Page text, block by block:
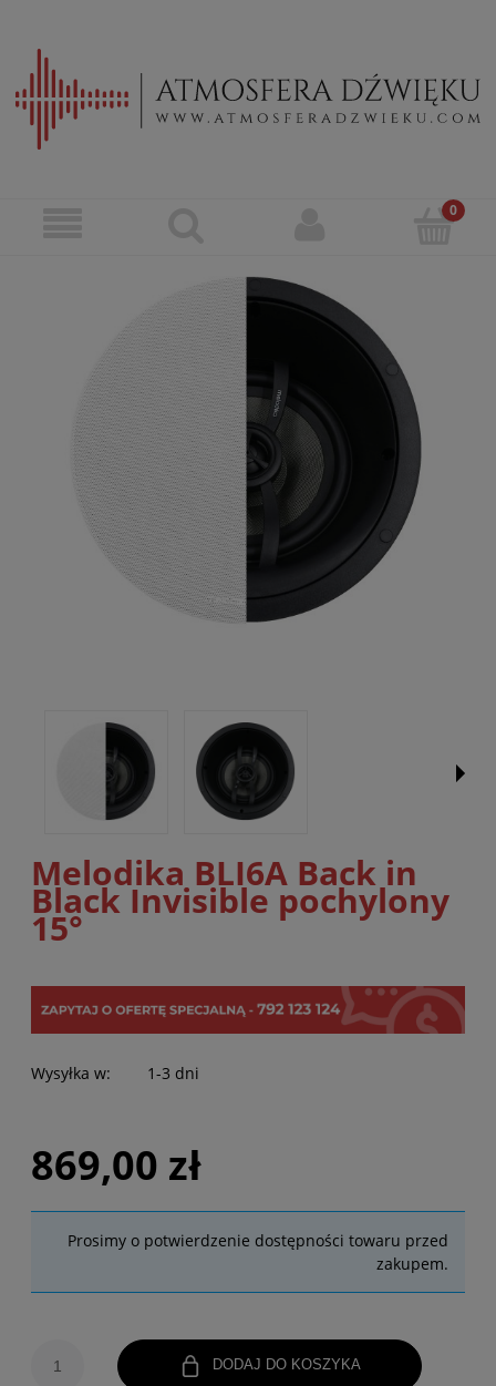
Melodika BLI6A Back in
Black Invisible pochylony
15°
Wysyłka w: 1-3 dni
869,00 zł
Prosimy o potwierdzenie dostępności towaru przed
zakupem.
DODAJ DO KOSZYKA